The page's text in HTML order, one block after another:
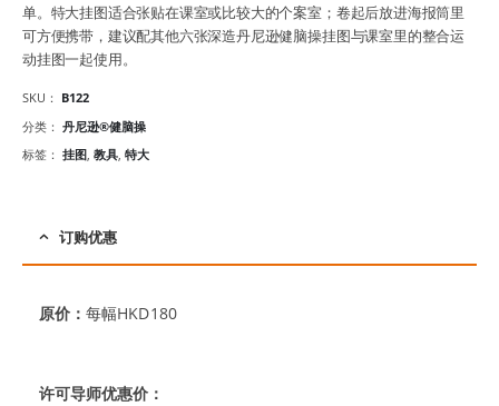
单。特大挂图适合张贴在课室或比较大的个案室；卷起后放进海报筒里
可方便携带，建议配其他六张深造丹尼逊健脑操挂图与课室里的整合运
动挂图一起使用。
SKU： B122
分类： 丹尼逊®健脑操
标签： 挂图 教具 特大
订购优惠
原价：每幅HKD180
许可导师优惠价：